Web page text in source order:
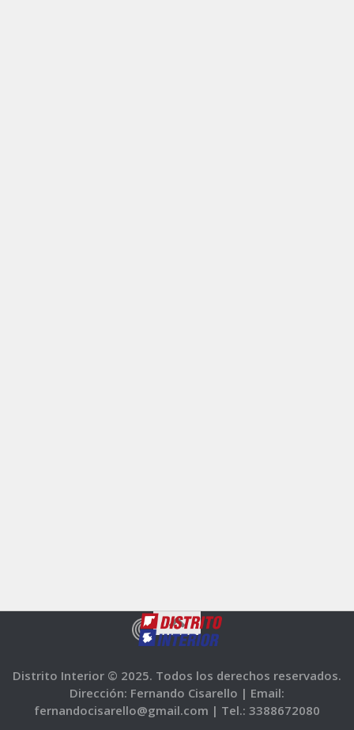
Distrito Interior © 2025. Todos los derechos reservados.
Dirección: Fernando Cisarello | Email:
fernandocisarello@gmail.com | Tel.: 3388672080